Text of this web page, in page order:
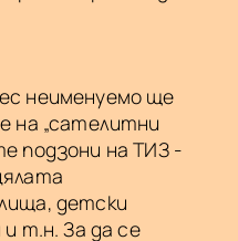
неименуемо ще
на „сателитни
подзони на ТИЗ -
детски
т.н. За да се